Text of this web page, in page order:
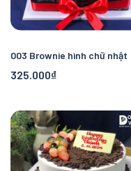
003 Brownie hình chữ nhật
325.000₫